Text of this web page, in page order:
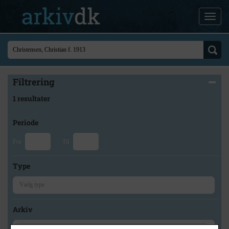
Filtrering
1 resultater
Periode
Fra Til
Type
Arkiv